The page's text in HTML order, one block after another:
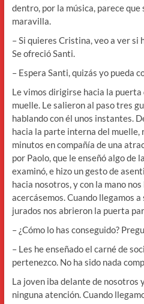
dentro, por la música, parece que
maravilla.
– Si quieres Cristina, veo a ver si
Se ofreció Santi.
– Espera Santi, quizás yo pueda
Le vimos dirigirse hacia la puerta
muelle. Le salieron al paso tres
hablando con él unos instantes.
hacia la parte interna del muelle,
minutos en compañía de una
por Paolo, que le enseñó algo de
examinó, e hizo un gesto de
hacia nosotros, y con la mano
acercásemos. Cuando llegamos
jurados nos abrieron la puerta
– ¿Cómo lo has conseguido?
– Les he enseñado el carné de
pertenezco. No ha sido nada
La joven iba delante de nosotros
ninguna atención. Cuando